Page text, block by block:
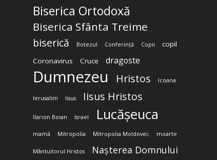
Biserica Ortodoxă
Biserica Sfânta Treime
biserică Botezul Conferință Copii
copil
Coronavirus
Cruce dragoste
Dumnezeu Hristos Icoana
Ierusalim Iisus Iisus Hristos
Ilarion Boian Israel Lucășeuca
mamă Mitropolia Mitropolia Moldovei; moarte
Mântuitorul Hristos Nașterea Domnului